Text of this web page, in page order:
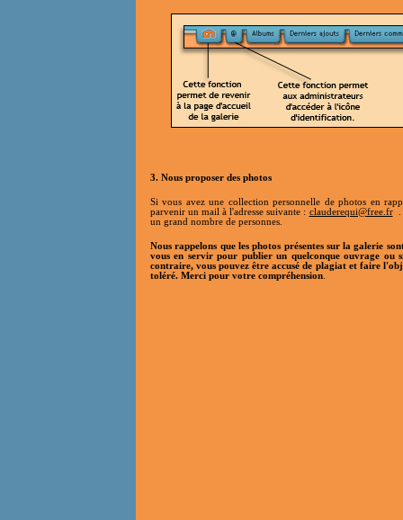
3. Nous proposer des photos
Si vous avez une collection personnelle de photos en
parvenir un mail à l'adresse suivante : clauderequi@free.fr.
un grand nombre de personnes.
Nous rappelons que les photos présentes sur la galerie
vous en servir pour publier un quelconque ouvrage ou
contraire, vous pouvez être accusé de plagiat et faire
toléré. Merci pour votre compréhension